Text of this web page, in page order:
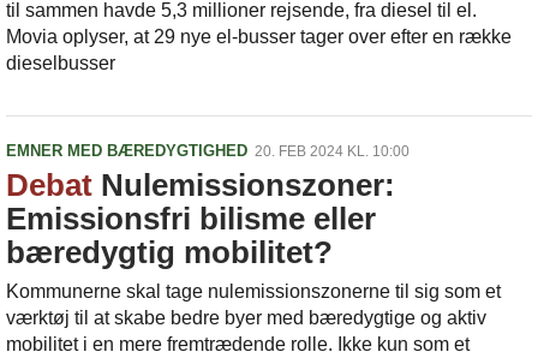
til sammen havde 5,3 millioner rejsende, fra diesel til el.
Movia oplyser, at 29 nye el-busser tager over efter en række
dieselbusser
EMNER MED BÆREDYGTIGHED 20. FEB 2024 KL. 10:00
Debat Nulemissionszoner:
Emissionsfri bilisme eller
bæredygtig mobilitet?
Kommunerne skal tage nulemissionszonerne til sig som et
værktøj til at skabe bedre byer med bæredygtige og aktiv
mobilitet i en mere fremtrædende rolle. Ikke kun som et